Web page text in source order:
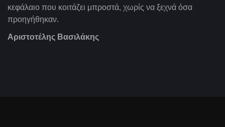
κεφάλαιο που κοιτάζει μπροστά, χωρίς να ξεχνά όσα
προηγήθηκαν.
Αριστοτέλης Βασιλάκης